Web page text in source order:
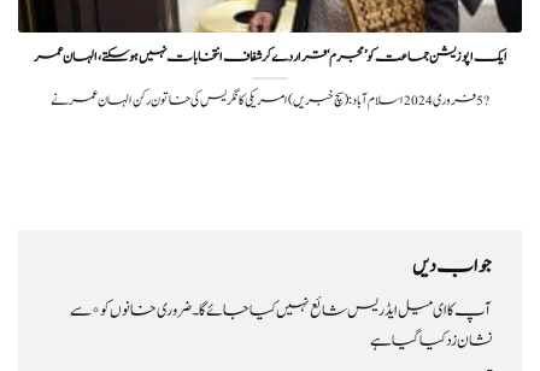
ایک اپوزیشن جماعت کو ’مجرم‘ قرار دے کر شفاف انتخابات نہیں ہو سکتے، الہان عمر
?️ 5 فروری 2024اسلام آباد: (سچ خبریں) امریکی کانگریس کی خاتون رکن الہان عمر نے
جواب دیں
آپ کا ای میل ایڈریس شائع نہیں کیا جائے گا۔ضروری خانوں کو*سے
نشان زد کیا گیا ہے